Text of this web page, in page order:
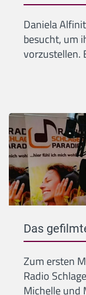
Daniela
besucht, um
vorzustellen.
Das
Zum ersten
Radio
Michelle und